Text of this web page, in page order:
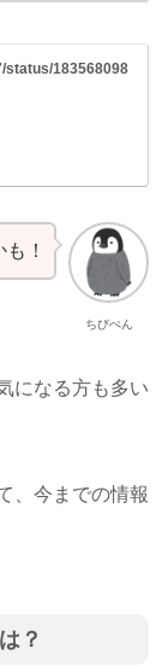
status/183568098
ちびぺん
！
になる方も多い
、今までの情報
？